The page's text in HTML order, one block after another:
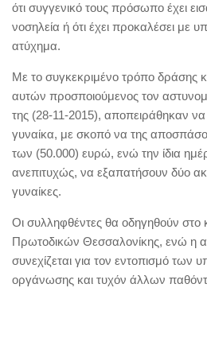
ότι συγγενικό τους πρόσωπο έχει
νοσηλεία ή ότι έχει προκαλέσει με
ατύχημα.
Με το συγκεκριμένο τρόπο δράσης
αυτών προσποιούμενος τον
της (28-11-2015), αποπειράθηκαν
γυναίκα, με σκοπό να της
των (50.000) ευρώ, ενώ την ίδια
ανεπιτυχώς, να εξαπατήσουν δύο
γυναίκες.
Οι συλληφθέντες θα οδηγηθούν στο
Πρωτοδικών Θεσσαλονίκης, ενώ η
συνεχίζεται για τον εντοπισμό των
οργάνωσης και τυχόν άλλων